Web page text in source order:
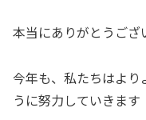
本当にありがとうござ
今年も、私たちはよ
うに努力していきます